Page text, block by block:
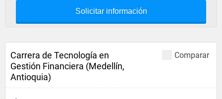
Solicitar información
Comparar
Carrera de Tecnología en
Gestión Financiera (Medellín,
Antioquia)